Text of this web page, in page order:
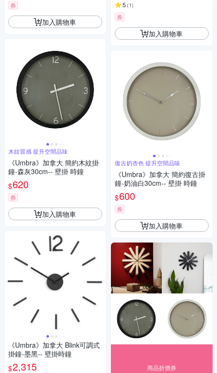
券
加入購物車
木紋質感 提升空間品味
《Umbra》加拿大 簡約木紋掛
鐘-森灰30cm-- 壁掛 時鐘
$620
券
加入購物車
《Umbra》加拿大 Blink可調式
掛鐘-墨黑-- 壁掛時鐘
$2,315
5 (1)
券
加入購物車
復古奶杏色 提升空間品味
《Umbra》加拿大 簡約復古掛
鐘-奶油白30cm-- 壁掛 時鐘
$600
券
加入購物車
商品折價券